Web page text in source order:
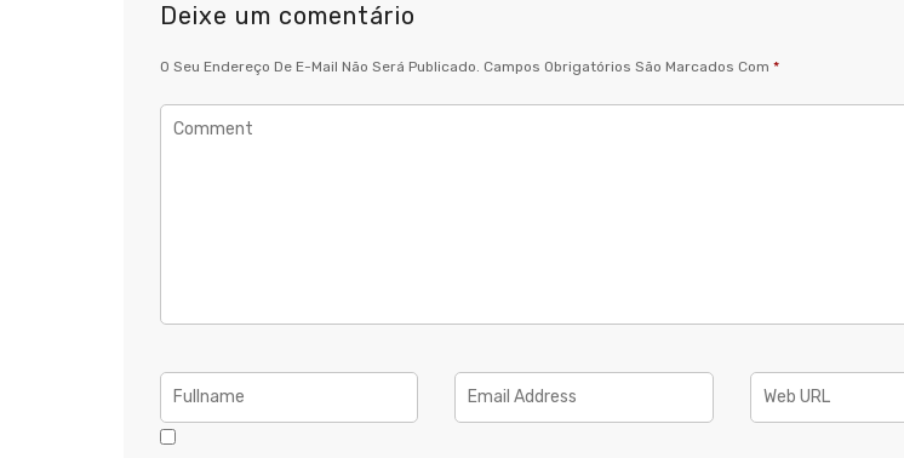
Deixe um comentário
O Seu Endereço De E-Mail Não Será Publicado. Campos Obrigatórios São Marcados Com *